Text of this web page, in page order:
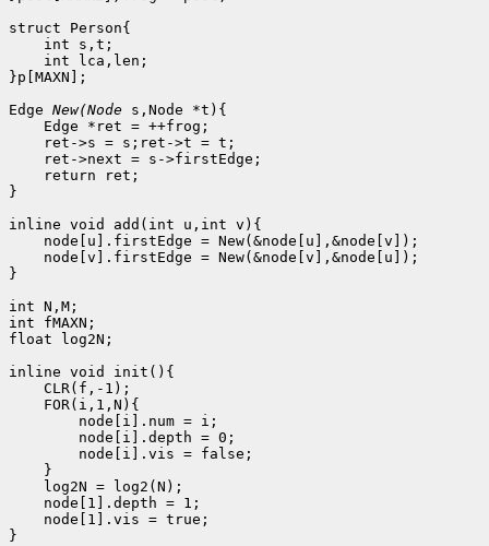
struct Person{
    int s,t;
    int lca,len;
}p[MAXN];
Edge New(Node s,Node *t){
    Edge *ret = ++frog;
    ret->s = s;ret->t = t;
    ret->next = s->firstEdge;
    return ret;
}
inline void add(int u,int v){
    node[u].firstEdge = New(&node[u],&node[v]);
    node[v].firstEdge = New(&node[v],&node[u]);
}
int N,M;
int fMAXN;
float log2N;
inline void init(){
    CLR(f,-1);
    FOR(i,1,N){
        node[i].num = i;
        node[i].depth = 0;
        node[i].vis = false;
    }
    log2N = log2(N);
    node[1].depth = 1;
    node[1].vis = true;
}